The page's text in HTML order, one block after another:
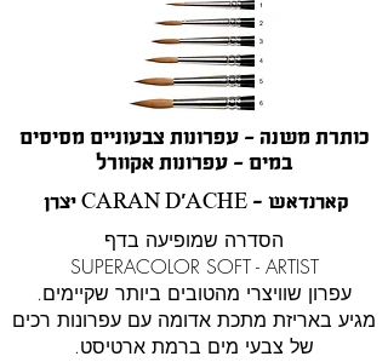
כותרת משנה - עפרונות צבעוניים מסיסים
במים - עפרונות אקוורל
יצרן CARAN D'ACHE - קארנדאש
הסדרה שמופיעה בדף
SUPERACOLOR SOFT - ARTIST
עפרון שוויצרי מהטובים ביותר שקיימים.
מגיע באריזת מתכת אדומה עם עפרונות רכים
של צבעי מים ברמת ארטיסט.